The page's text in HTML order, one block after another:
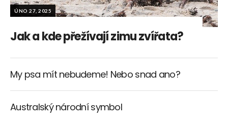
ÚNO 27, 2025
Jak a kde přežívají zimu zvířata?
My psa mít nebudeme! Nebo snad ano?
Australský národní symbol